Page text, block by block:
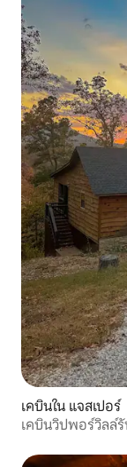
เคบินใน แจสเปอร์
เคบินวิปพอร์วิลล์